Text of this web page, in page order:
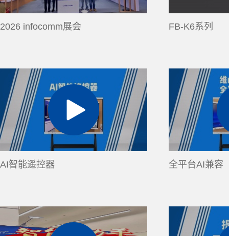
2026 infocomm展会 FB-K6系列
AI智能遥控器 全平台AI兼容